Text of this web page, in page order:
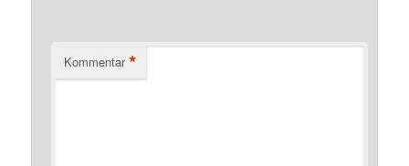
Kommentar *